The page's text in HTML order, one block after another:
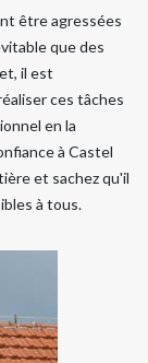
être agressées
que des
il est
ces tâches
en la
à Castel
et sachez qu'il
à tous.